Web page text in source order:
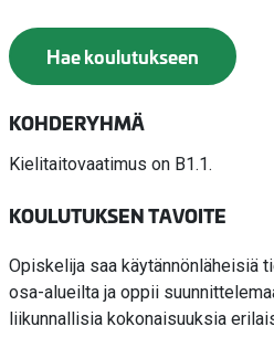
Hae koulutukseen
KOHDERYHMÄ
Kielitaitovaatimus on B1.1.
KOULUTUKSEN TAVOITE
Opiskelija saa käytännönläheisiä
osa-alueilta ja oppii
liikunnallisia kokonaisuuksia